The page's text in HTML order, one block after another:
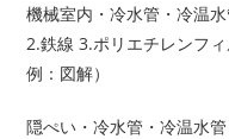
機械室内・冷水管・冷温
2.鉄線 3.ポリエチレンフ
例：図解）
隠ぺい・冷水管・冷温水